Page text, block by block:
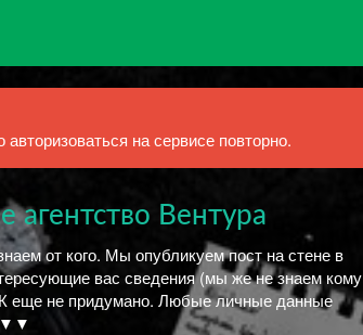
на сервисе повторно.
агентство Вентура
от кого. Мы опубликуем пост на стене в
вас сведения (мы же не знаем кому
еще не придумано. Любые личные данные